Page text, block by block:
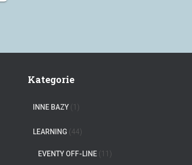
Kategorie
INNE BAZY (1)
LEARNING (44)
EVENTY OFF-LINE (11)